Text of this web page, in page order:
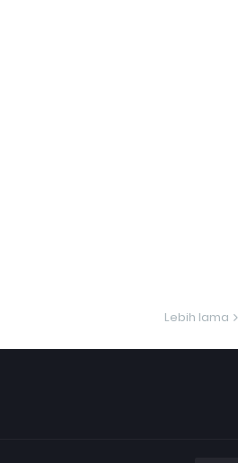
Lebih lama